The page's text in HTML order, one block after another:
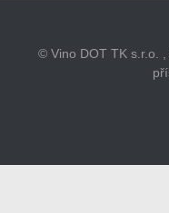
© Vino DOT TK s.r.o.